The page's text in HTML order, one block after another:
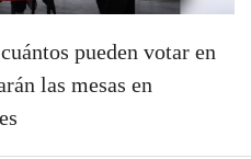
pueden votar en
las mesas en